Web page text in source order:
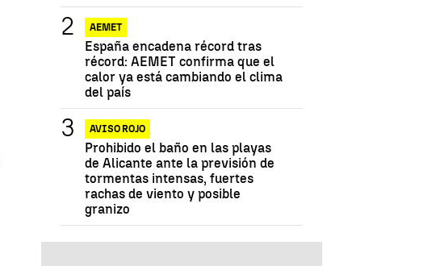
AEMET
España encadena récord tras
récord: AEMET confirma que el
calor ya está cambiando el clima
del país
AVISO ROJO
Prohibido el baño en las playas
de Alicante ante la previsión de
tormentas intensas, fuertes
rachas de viento y posible
granizo